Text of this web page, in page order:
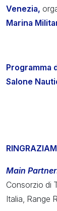
Venezia,
Marina
Programma
Salone
Main
Consorzio di
Italia, Range